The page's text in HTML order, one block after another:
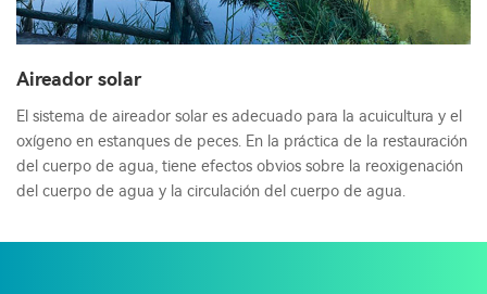
Aireador solar
El sistema de aireador solar es adecuado para la acuicultura y el
oxígeno en estanques de peces. En la práctica de la restauración
del cuerpo de agua, tiene efectos obvios sobre la reoxigenación
del cuerpo de agua y la circulación del cuerpo de agua.